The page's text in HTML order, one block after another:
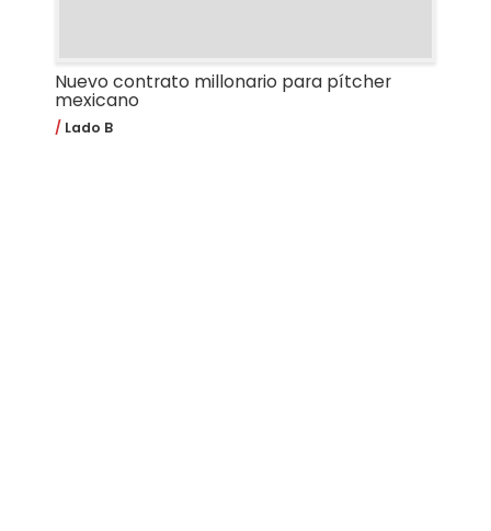
Nuevo contrato millonario para pítcher
mexicano
Lado B